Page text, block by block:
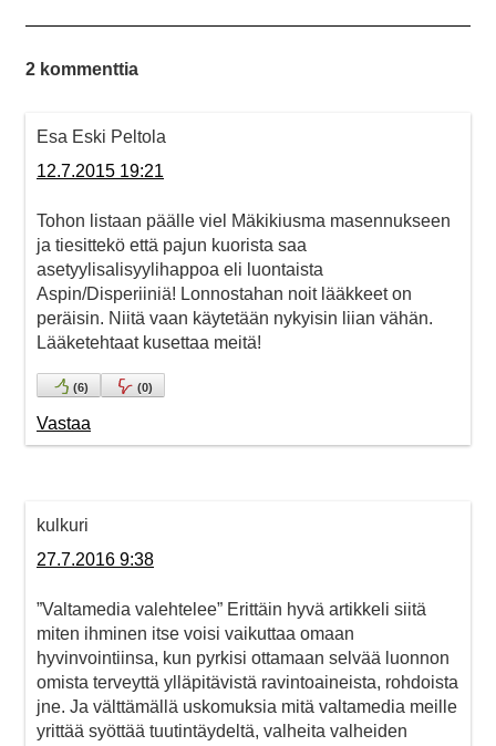
2 kommenttia
Esa Eski Peltola
12.7.2015 19:21
Tohon listaan päälle viel Mäkikiusma masennukseen
ja tiesittekö että pajun kuorista saa
asetyylisalisyylihappoa eli luontaista
Aspin/Disperiiniä! Lonnostahan noit lääkkeet on
peräisin. Niitä vaan käytetään nykyisin liian vähän.
Lääketehtaat kusettaa meitä!
(6) (0)
Vastaa
kulkuri
27.7.2016 9:38
”Valtamedia valehtelee” Erittäin hyvä artikkeli siitä
miten ihminen itse voisi vaikuttaa omaan
hyvinvointiinsa, kun pyrkisi ottamaan selvää luonnon
omista terveyttä ylläpitävistä ravintoaineista, rohdoista
jne. Ja välttämällä uskomuksia mitä valtamedia meille
yrittää syöttää tuutintäydeltä, valheita valheiden